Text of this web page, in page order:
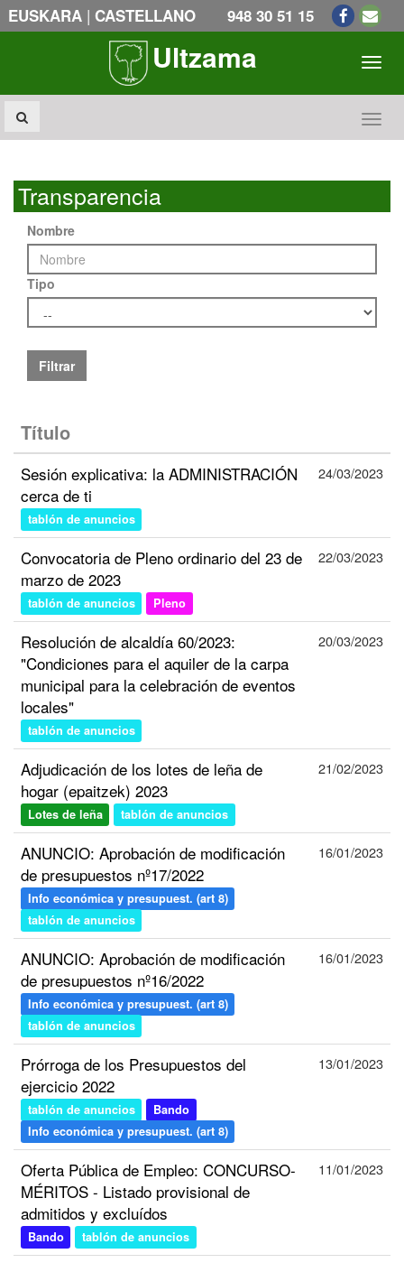
EUSKARA | CASTELLANO 948 30 51 15
Ultzama
Transparencia
Nombre
Tipo
Filtrar
Título
Sesión explicativa: la ADMINISTRACIÓN
cerca de ti
tablón de anuncios
24/03/2023
Convocatoria de Pleno ordinario del 23 de
marzo de 2023
tablón de anuncios Pleno
22/03/2023
Resolución de alcaldía 60/2023:
"Condiciones para el aquiler de la carpa
municipal para la celebración de eventos
locales"
tablón de anuncios
20/03/2023
Adjudicación de los lotes de leña de
hogar (epaitzek) 2023
Lotes de leña tablón de anuncios
21/02/2023
ANUNCIO: Aprobación de modificación
de presupuestos nº17/2022
Info económica y presupuest. (art 8)
tablón de anuncios
16/01/2023
ANUNCIO: Aprobación de modificación
de presupuestos nº16/2022
Info económica y presupuest. (art 8)
tablón de anuncios
16/01/2023
Prórroga de los Presupuestos del
ejercicio 2022
tablón de anuncios
Bando
Info económica y presupuest. (art 8)
13/01/2023
Oferta Pública de Empleo: CONCURSO-
MÉRITOS - Listado provisional de
admitidos y excluídos
Bando tablón de anuncios
11/01/2023